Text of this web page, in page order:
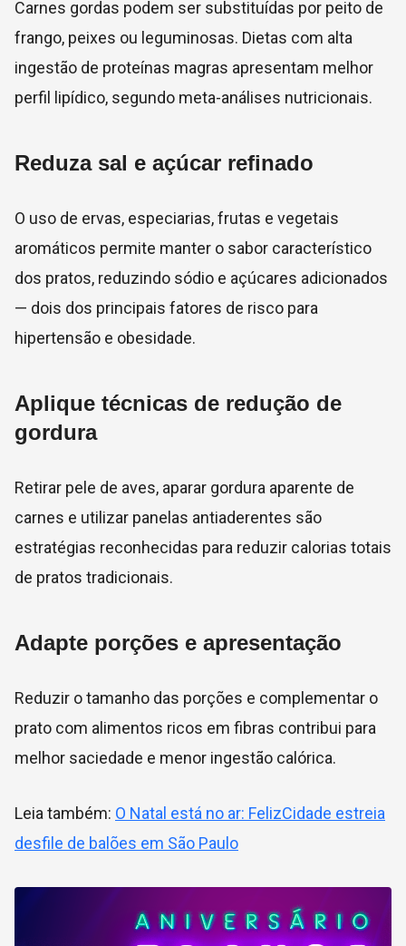
Carnes gordas podem ser substituídas por peito de
frango, peixes ou leguminosas. Dietas com alta
ingestão de proteínas magras apresentam melhor
perfil lipídico, segundo meta-análises nutricionais.
Reduza sal e açúcar refinado
O uso de ervas, especiarias, frutas e vegetais
aromáticos permite manter o sabor característico
dos pratos, reduzindo sódio e açúcares adicionados
— dois dos principais fatores de risco para
hipertensão e obesidade.
Aplique técnicas de redução de
gordura
Retirar pele de aves, aparar gordura aparente de
carnes e utilizar panelas antiaderentes são
estratégias reconhecidas para reduzir calorias totais
de pratos tradicionais.
Adapte porções e apresentação
Reduzir o tamanho das porções e complementar o
prato com alimentos ricos em fibras contribui para
melhor saciedade e menor ingestão calórica.
Leia também: O Natal está no ar: FelizCidade estreia
desfile de balões em São Paulo